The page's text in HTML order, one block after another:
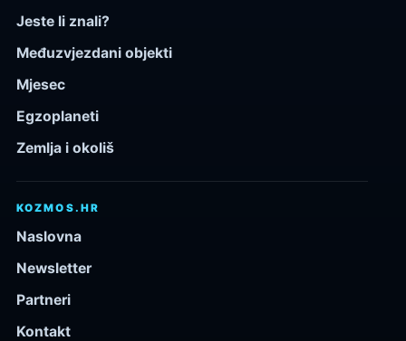
Jeste li znali?
Međuzvjezdani objekti
Mjesec
Egzoplaneti
Zemlja i okoliš
KOZMOS.HR
Naslovna
Newsletter
Partneri
Kontakt